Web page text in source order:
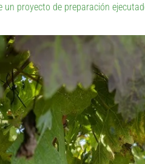
proyecto de preparación